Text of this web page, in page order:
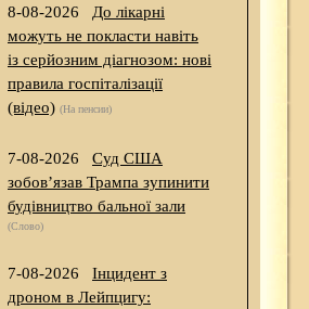
8-08-2026
До лікарні
можуть не покласти навіть
із серйозним діагнозом: нові
правила госпіталізації
(відео) (На пенсии)
7-08-2026
Суд США
зобов’язав Трампа зупинити
будівництво бальної зали
(Слово)
7-08-2026
Інцидент з
дроном в Лейпцигу: